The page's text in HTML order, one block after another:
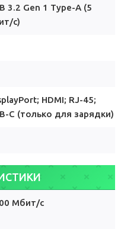
3.2 Gen 1 Type-A (5
с)
; HDMI; RJ-45;
C (только для зарядки)
Мбит/с